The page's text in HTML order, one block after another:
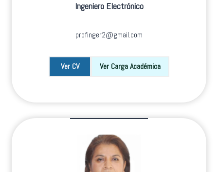
Ingeniero Electrónico
profinger2@gmail.com
Ver CV Ver Carga Académica